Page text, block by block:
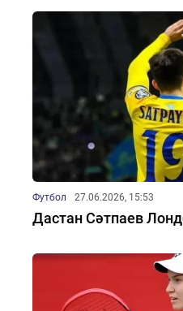
Футбол 27.06.2026, 15:53
Дастан Сәтпаев